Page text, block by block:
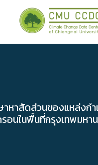
าหาสัดส่วนของแหล่งก
รอนในพื้นที่กรุงเทพมหา